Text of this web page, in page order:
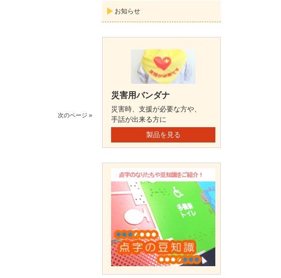
次のページ »
お知らせ
災害用バンダナ
災害時、支援が必要な方や、
手話が出来る方に
製品を見る